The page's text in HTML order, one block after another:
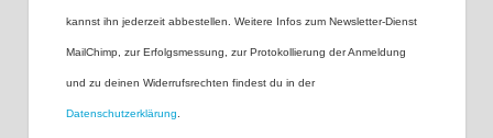
kannst ihn jederzeit abbestellen. Weitere Infos zum Newsletter-Dienst
MailChimp, zur Erfolgsmessung, zur Protokollierung der Anmeldung
und zu deinen Widerrufsrechten findest du in der
Datenschutzerklärung